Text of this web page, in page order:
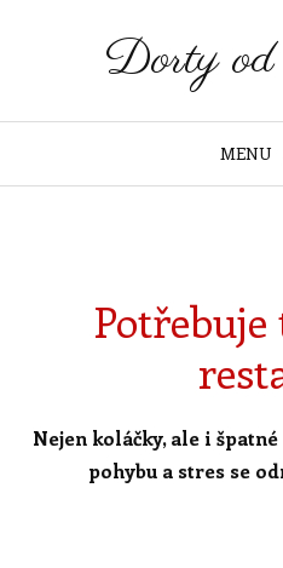
Dorty
MENU
Nejen koláčky, ale i
pohybu a stres se